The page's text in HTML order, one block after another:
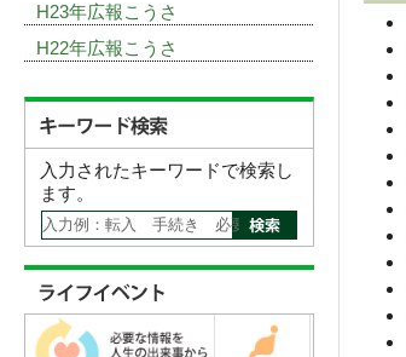
H23年広報こうさ
H22年広報こうさ
入力されたキーワードで検索し
ます。